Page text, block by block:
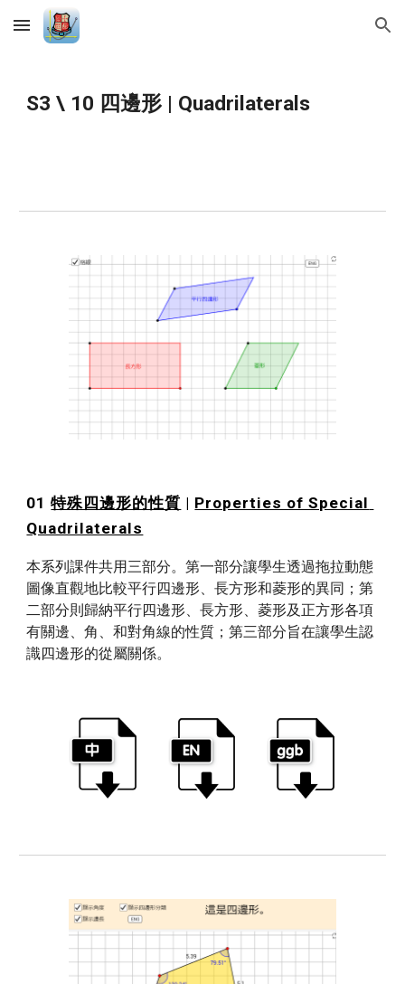
Skip to main content Skip to navigation
S3 \ 10 四邊形 | Quadrilaterals
01 特殊四邊形的性質 | Properties of Special
Quadrilaterals
本系列課件共用三部分。第一部分讓學生透過拖拉動態
圖像直觀地比較平行四邊形、長方形和菱形的異同；第
二部分則歸納平行四邊形、長方形、菱形及正方形各項
有關邊、角、和對角線的性質；第三部分旨在讓學生認
識四邊形的從屬關係。